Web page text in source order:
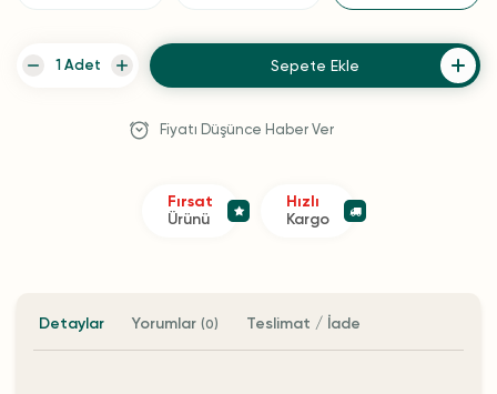
Sepete Ekle
Fiyatı Düşünce Haber Ver
Fırsat
Ürünü
Hızlı
Kargo
Detaylar Yorumlar (0) Teslimat / İade